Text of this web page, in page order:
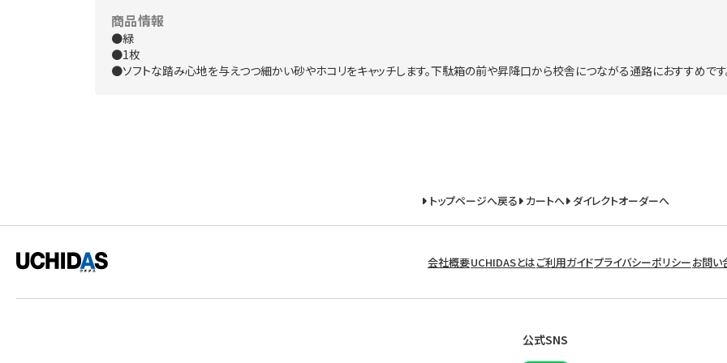
商品情報
●緑
●1枚
●ソフトな踏み心地を与えつつ細かい砂やホコリをキャッチします。下駄箱の前や昇降口から校舎につながる通路におすすめです
トップページへ戻る カートへ ダイレクトオーダーへ
会社概要UCHIDASとはご利用ガイドプライバシーポリシーお問い
公式SNS